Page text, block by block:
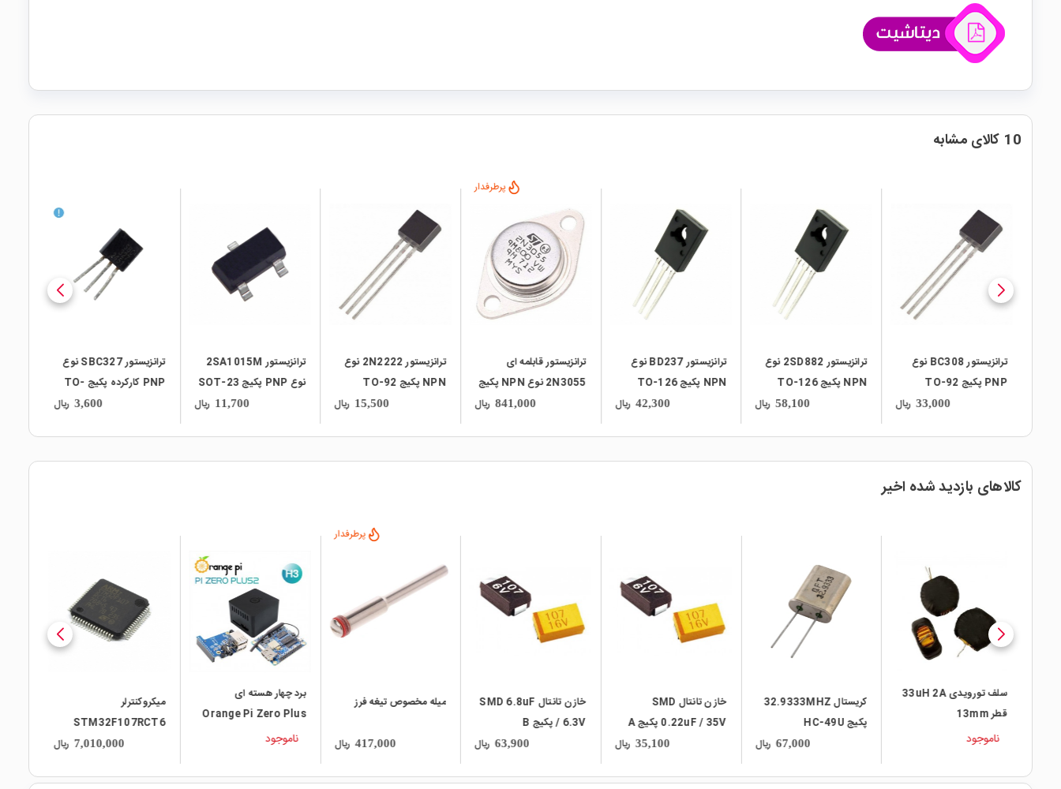
10 کالای مشابه
ترانزیستور BC308 نوع
PNP پکیج TO-92
33,000 ریال
ترانزیستور 2SD882 نوع
NPN پکیج TO-126
58,100 ریال
ترانزیستور BD237 نوع
NPN پکیج TO-126
42,300 ریال
پرطرفدار
ترانزیستور قابلمه ای
2N3055 نوع NPN پکیج
841,000 ریال
ترانزیستور 2N2222 نوع
NPN پکیج TO-92
15,500 ریال
ترانزیستور 2SA1015M
نوع PNP پکیج SOT-23
11,700 ریال
ترانزیستور SBC327 نوع
PNP کارکرده پکیج TO-
3,600 ریال
کالاهای بازدید شده اخیر
سلف تورویدی 33uH 2A
قطر 13mm
ناموجود
کریستال 32.9333MHZ
پکیج HC-49U
67,000 ریال
خازن تانتال SMD
0.22uF / 35V پکیج A
35,100 ریال
خازن تانتال SMD 6.8uF
/ 6.3V پکیج B
63,900 ریال
پرطرفدار
میله مخصوص تیغه فرز
417,000 ریال
برد چهار هسته ای
Orange Pi Zero Plus
ناموجود
میکروکنترلر
STM32F107RCT6
7,010,000 ریال